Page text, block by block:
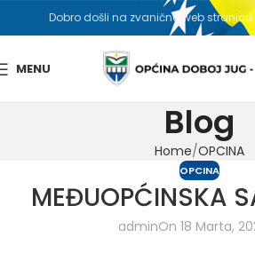
Dobro došli na zvaničnu web stranicu
MENU
Blog
Home OPCINA
OPCINA
MEĐUOPĆINSKA
adminOn 18 Marta,